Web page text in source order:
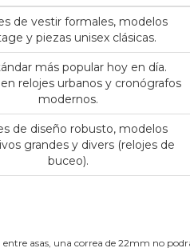
de vestir formales, modelos
y piezas unisex clásicas.
más popular hoy en día.
relojes urbanos y cronógrafos
modernos.
de diseño robusto, modelos
grandes y divers (relojes de
buceo).
asas, una correa de 22mm no